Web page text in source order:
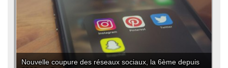
Nouvelle coupure des réseaux sociaux, la 6ème depuis